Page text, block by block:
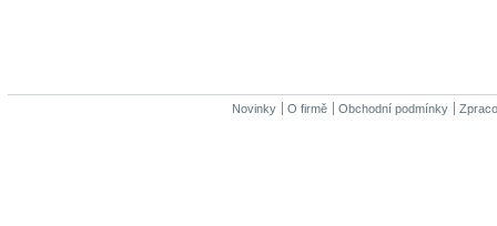
Novinky O firmě Obchodní podmínky